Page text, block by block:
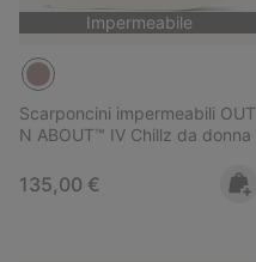
Impermeabile
Scarponcini impermeabili OUT
N ABOUT™ IV Chillz da donna
Regular price:
135,00 €